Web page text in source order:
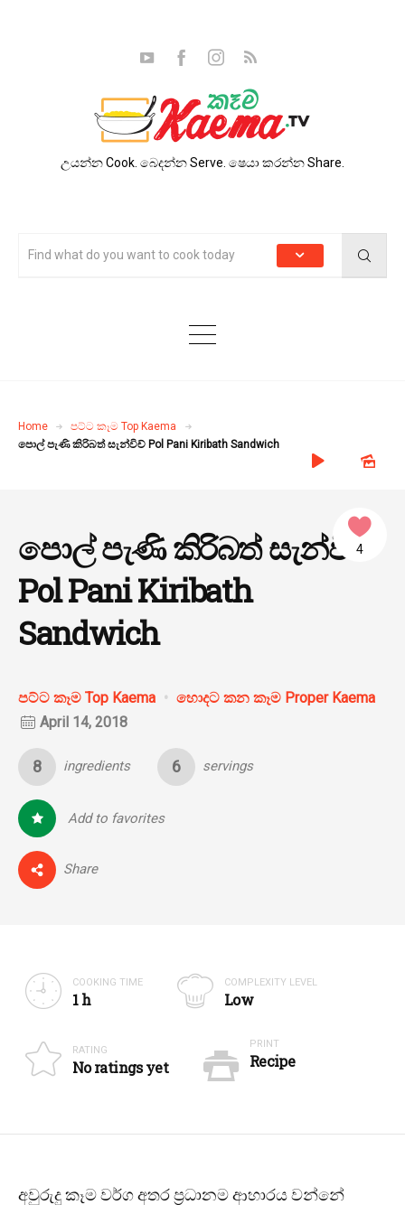
උයන්න Cook. බෙදන්න Serve. ෂෙයා කරන්න Share.
Home
පට්ට කෑම Top Kaema
පොල් පැණි කිරිබත් සැන්විච් Pol Pani Kiribath Sandwich
පොල් පැණි කිරිබත් සැන්විච්
Pol Pani Kiribath
Sandwich
පට්ට කෑම Top Kaema
හොදට කන කෑම Proper Kaema
April 14, 2018
8 ingredients 6 servings
Add to favorites
Share
4
COOKING TIME
1 h
COMPLEXITY LEVEL
Low
RATING
No ratings yet
PRINT
Recipe
අවුරුදු කෑම වර්ග අතර ප්‍රධානම ආහාරය වන්නේ